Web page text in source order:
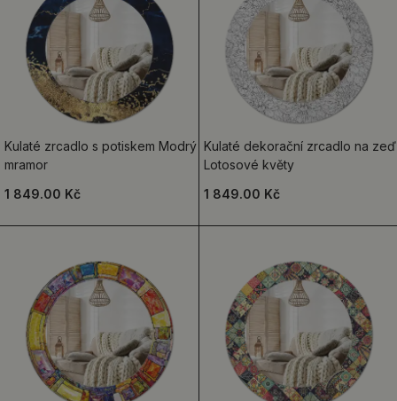
Kulaté zrcadlo s potiskem Modrý
mramor
1 849.00 Kč
Kulaté dekorační zrcadlo na zeď
Lotosové květy
1 849.00 Kč